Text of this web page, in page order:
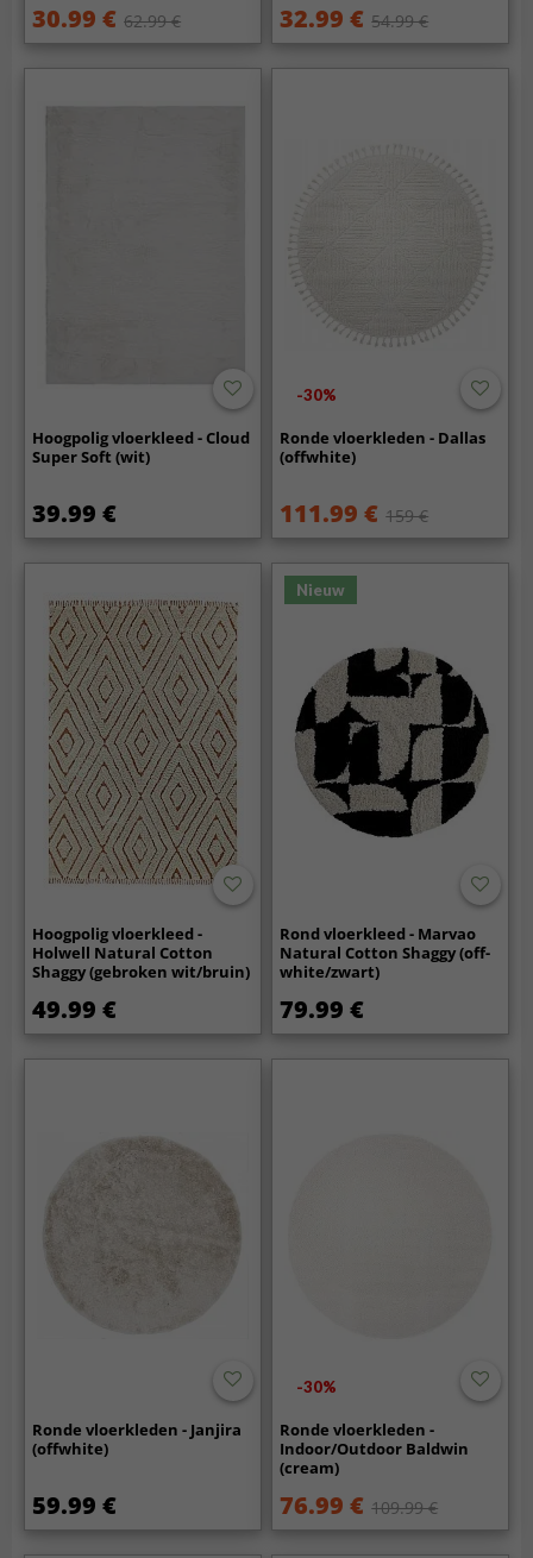
30.99 € 62.99 € 32.99 € 54.99 €
Hoogpolig vloerkleed - Cloud
Super Soft (wit)
39.99 €
-30%
Ronde vloerkleden - Dallas
(offwhite)
111.99 € 159 €
Hoogpolig vloerkleed -
Holwell Natural Cotton
Shaggy (gebroken wit/bruin)
49.99 €
Nieuw
Rond vloerkleed - Marvao
Natural Cotton Shaggy (off-
white/zwart)
79.99 €
Ronde vloerkleden - Janjira
(offwhite)
59.99 €
-30%
Ronde vloerkleden -
Indoor/Outdoor Baldwin
(cream)
76.99 € 109.99 €